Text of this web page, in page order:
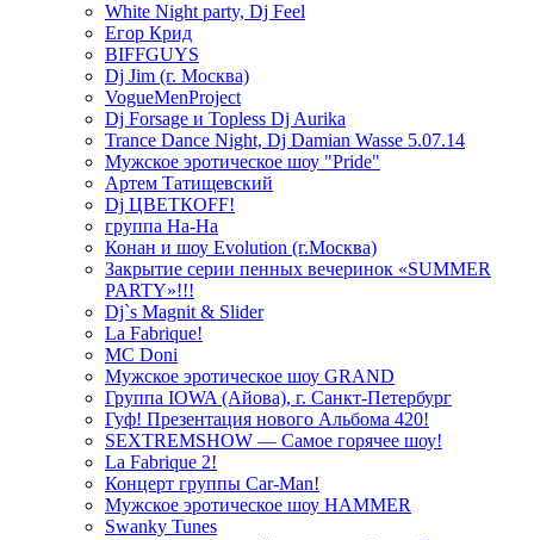
White Night party, Dj Feel
Егор Крид
BIFFGUYS
Dj Jim (г. Москва)
VogueMenProject
Dj Forsage и Topless Dj Aurika
Trance Dance Night, Dj Damian Wasse 5.07.14
Мужское эротическое шоу "Pride"
Артем Татищевский
Dj ЦВЕТКOFF!
группа На-На
Конан и шоу Evolution (г.Москва)
Закрытие серии пенных вечеринок «SUMMER
PARTY»!!!
Dj`s Magnit & Slider
La Fabrique!
MC Doni
Мужское эротическое шоу GRAND
Группа IOWA (Айова), г. Санкт-Петербург
Гуф! Презентация нового Альбома 420!
SEXTREMSHOW — Самое горячее шоу!
La Fabrique 2!
Концерт группы Car-Man!
Мужское эротическое шоу HAMMER
Swanky Tunes